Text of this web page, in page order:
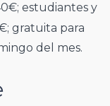
estudiantes y
gratuita para
del mes.